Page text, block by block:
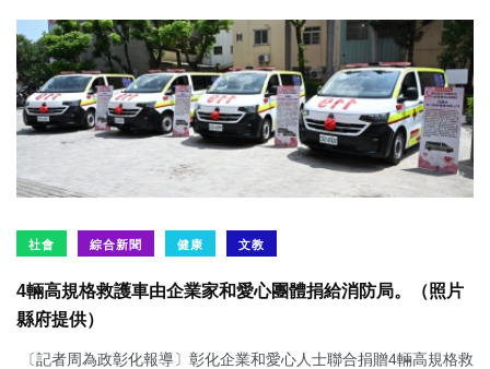
社會 綜合新聞 健康 文教
4輛高規格救護車由企業家和愛心團體捐給消防局。（照片
縣府提供）
〔記者周為政彰化報導〕彰化企業和愛心人士聯合捐贈4輛高規格救